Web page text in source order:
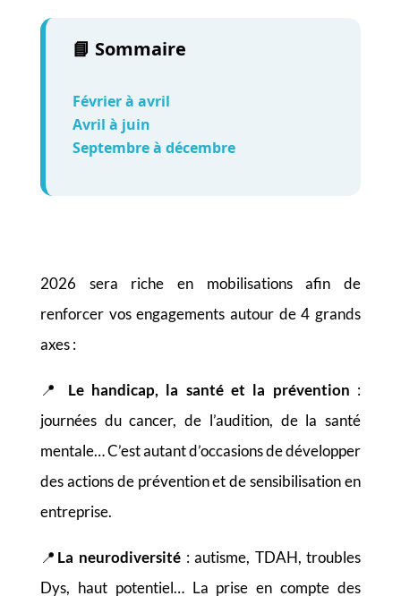
📘 Sommaire
Février à avril
Avril à juin
Septembre à décembre
2026 sera riche en mobilisations afin de
renforcer vos engagements autour de 4 grands
axes :
📍 Le handicap, la santé et la prévention :
journées du cancer, de l’audition, de la santé
mentale… C’est autant d’occasions de développer
des actions de prévention et de sensibilisation en
entreprise.
📍 La neurodiversité: autisme, TDAH, troubles
Dys, haut potentiel… La prise en compte des